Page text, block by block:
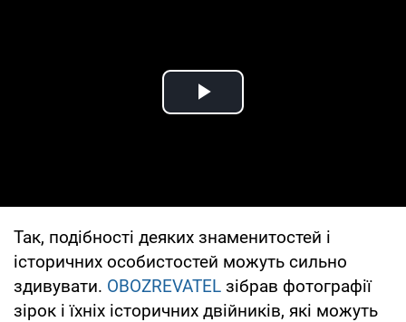
Play Video
Так, подібності деяких знаменитостей і
історичних особистостей можуть сильно
здивувати. OBOZREVATEL зібрав фотографії
зірок і їхніх історичних двійників, які можуть